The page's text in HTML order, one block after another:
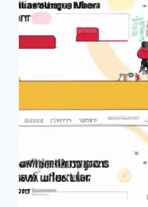
GPT
PARA
BLOGS:
AUMENTE
EM
2024!